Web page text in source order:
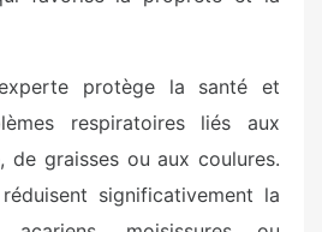
protège la santé et
respiratoires liés aux
de graisses ou aux coulures.
significativement la